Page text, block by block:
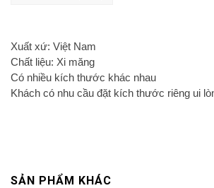
Xuất xứ: Việt Nam
Chất liệu: Xi măng
Có nhiều kích thước khác nhau
Khách có nhu cầu đặt kích thước riêng ui
SẢN PHẨM KHÁC